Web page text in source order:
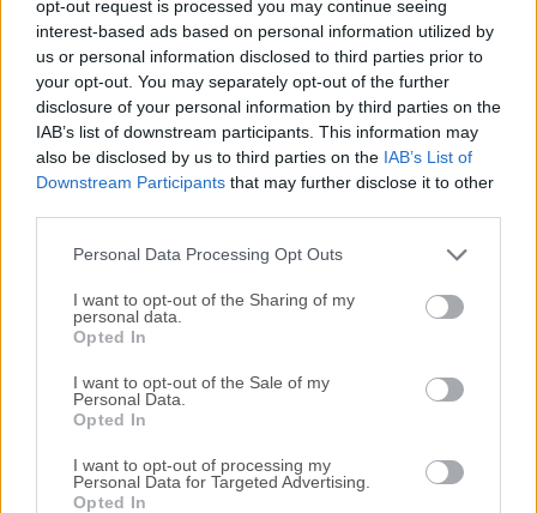
opt-out request is processed you may continue seeing
interest-based ads based on personal information utilized by
us or personal information disclosed to third parties prior to
your opt-out. You may separately opt-out of the further
disclosure of your personal information by third parties on the
IAB’s list of downstream participants. This information may
also be disclosed by us to third parties on the IAB’s List of
Downstream Participants that may further disclose it to other
Personal Data Processing Opt Outs
I want to opt-out of the Sharing of my
personal data.
Opted In
I want to opt-out of the Sale of my
Personal Data.
Opted In
I want to opt-out of processing my
Personal Data for Targeted Advertising.
Opted In
aplicación.
Preguntas Frecuentes
¿Cuál es la diferencia entre copia de seguridad y
sincronización?
La copia de seguridad crea una copia unidireccional de
tus archivos para fines de recuperación, mientras que
la sincronización asegura que dos ubicaciones
ambas direcciones.
¿Puede GoodSync funcionar sin conexión a internet?
Sí, funciona en redes locales y unidades externas sin
necesidad de conexión a internet.
¿Qué tan seguro es GoodSync?